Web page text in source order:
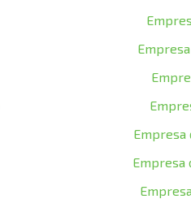
Empresa
Empresa